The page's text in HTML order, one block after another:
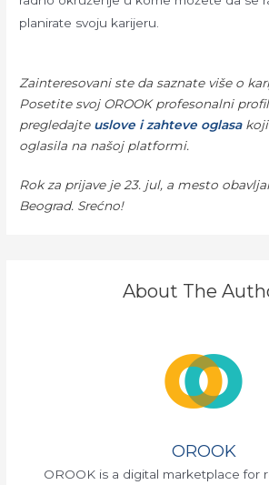
planirate svoju karijeru.
Zainteresovani ste da saznate više o
Posetite svoj OROOK profesonalni
pregledajte uslove i zahteve oglasakoji
oglasila na našoj platformi.
Rok za prijave je 23. jul, a mesto
Beograd. Srećno!
About The
OROOK
OROOK is a digital marketplace for